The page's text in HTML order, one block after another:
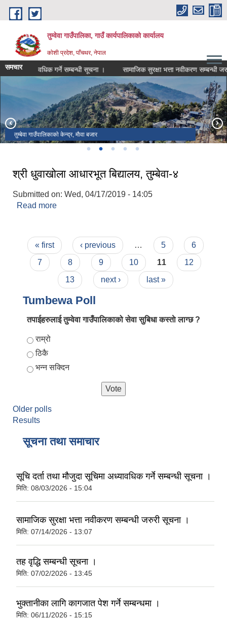
Skip to main content
तुम्वेवा गाउँपालिका, गाउँ कार्यपालिकाको कार्यालय
काेशी प्रदेश, पाँचथर, नेपाल
समचारअध्यावधिक गर्ने सम्बन्धी सूचना । सामाजिक सुरक्षा भत्ता नवीकरण सम्बन्धी जरुरी
इन्द्रावती देवी मन्दिर, मौवा
तुम्बेवा गाउँपालिकाकाे केन्द्र, माैवा बजार
महागुरु फाल्गुनन्द पार्क
तमोर नदी
तुम्बेवा मन्दिर
श्री धुवाखोला आधारभूत बिद्यालय, तुम्बेवा-४
Submitted on: Wed, 04/17/2019 - 14:05
Read more
Pages
« first ‹ previous … 5
6
7
8 9 10 11
12
13
next › last »
Tumbewa Poll
तपाईहरुलाई तुम्वेवा गाउँपालिकाको सेवा सुबिधा कस्ताे लाग्छ ?
Choices
राम्रो
ठिकै
भन्न सक्दिन
Older polls
Results
सूचना तथा समाचार
सूचि दर्ता तथा मौजुदा सूचिमा अध्यावधिक गर्ने सम्बन्धी सूचना ।
मिति: 08/03/2026 - 15:04
सामाजिक सुरक्षा भत्ता नवीकरण सम्बन्धी जरुरी सूचना ।
मिति: 07/14/2026 - 13:07
तह वृद्धि सम्बन्धी सूचना ।
मिति: 07/02/2026 - 13:45
भुक्तानीका लागि कागजात पेश गर्ने सम्बन्धमा ।
मिति: 06/11/2026 - 15:15